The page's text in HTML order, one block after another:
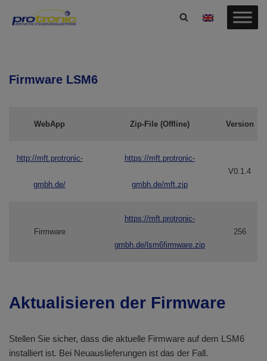
Firmware LSM6
WebApp Zip-File (Offline) Version
http://mft.protronic-
gmbh.de/
https://mft.protronic-
gmbh.de/mft.zip
V0.1.4
Firmware
https://mft.protronic-
gmbh.de/lsm6firmware.zip
256
Aktualisieren der Firmware
Stellen Sie sicher, dass die aktuelle Firmware auf dem LSM6
installiert ist. Bei Neuauslieferungen ist das der Fall.